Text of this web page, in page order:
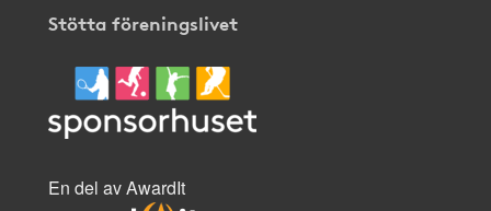
Stötta föreningslivet
En del av AwardIt